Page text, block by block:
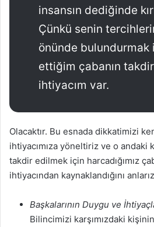
insansın dediğinde
Çünkü senin
önünde bulundurmak
ettiğim çabanın
ihtiyacım var.
Olacaktır. Bu esnada dikkatimizi
ihtiyacımıza yöneltiriz ve o andaki
takdir edilmek için harcadığımız
ihtiyacından kaynaklandığını
Başkalarının Duygu ve
Bilincimizi karşımızdaki